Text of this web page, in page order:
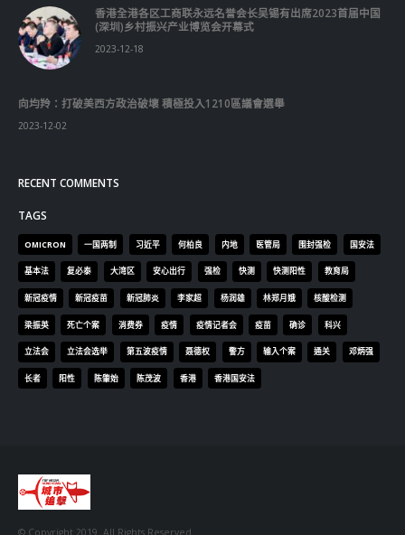
香港全港各区工商联永远名誉会长吴锡有出席2023首届中国
(深圳)乡村振兴产业博览会开幕式
2023-12-18
向均羚：打破美西方政治破壞 積極投入1210區議會選舉
2023-12-02
RECENT COMMENTS
TAGS
OMICRON 一国两制 习近平 何柏良 内地 医管局 围封强检 国安法
基本法 复必泰 大湾区 安心出行 强检 快测 快测阳性 教育局
新冠疫情 新冠疫苗 新冠肺炎 李家超 杨润雄 林郑月娥 核酸检测
梁振英 死亡个案 消费券 疫情 疫情记者会 疫苗 确诊 科兴
立法会 立法会选举 第五波疫情 聂德权 警方 输入个案 通关 邓炳强
长者 阳性 陈肇始 陈茂波 香港 香港国安法
© Copyright 2019. All Rights Reserved.